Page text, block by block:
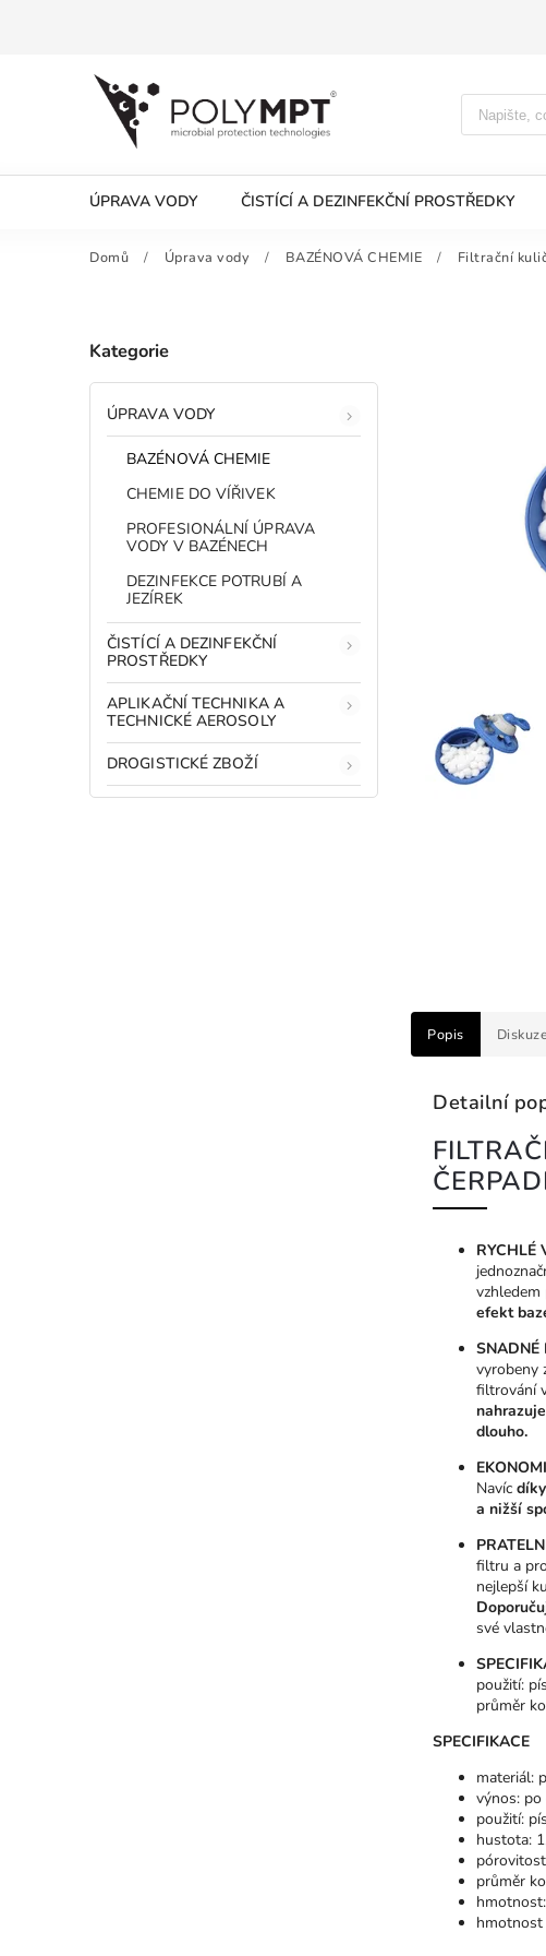
ÚPRAVA VODY ČISTÍCÍ A DEZINFEKČNÍ PROSTŘEDKY
Domů / Úprava vody / BAZÉNOVÁ CHEMIE / Filtrační
Kategorie
ÚPRAVA VODY
BAZÉNOVÁ CHEMIE
CHEMIE DO VÍŘIVEK
PROFESIONÁLNÍ ÚPRAVA
VODY V BAZÉNECH
DEZINFEKCE POTRUBÍ A
JEZÍREK
ČISTÍCÍ A DEZINFEKČNÍ
PROSTŘEDKY
APLIKAČNÍ TECHNIKA A
TECHNICKÉ AEROSOLY
DROGISTICKÉ ZBOŽÍ
Popis
Detailní
RYCHLÉ
vzhledem
efekt
SNADNÉ
vyrobeny
filtrování
dlouho.
Navíc
a nižší
filtru a
nejlepší
své
použití:
průměr
SPECIFIKACE
materiál:
výnos:
použití:
hustota:
průměr
hmotnost